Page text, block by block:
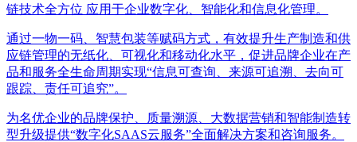
链技术全方位 应用于企业数字化、智能化和信息化管理。
通过一物一码、智慧包装等赋码方式，有效提升生产制造和供
应链管理的无纸化、可视化和移动化水平，促进品牌企业在产
品和服务全生命周期实现“信息可查询、来源可追溯、去向可
跟踪、责任可追究”。
为名优企业的品牌保护、质量溯源、大数据营销和智能制造转
型升级提供“数字化SAAS云服务”全面解决方案和咨询服务。